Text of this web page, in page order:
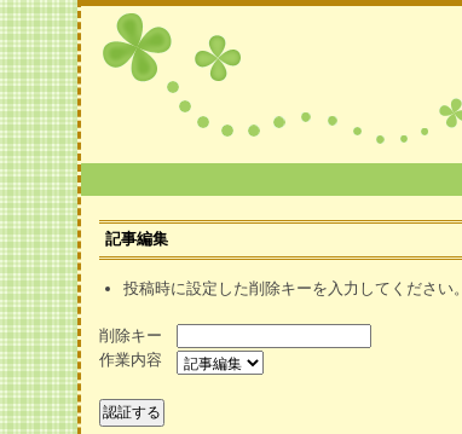
記事編集
投稿時に設定した削除キーを入力してください。
削除キー
作業内容